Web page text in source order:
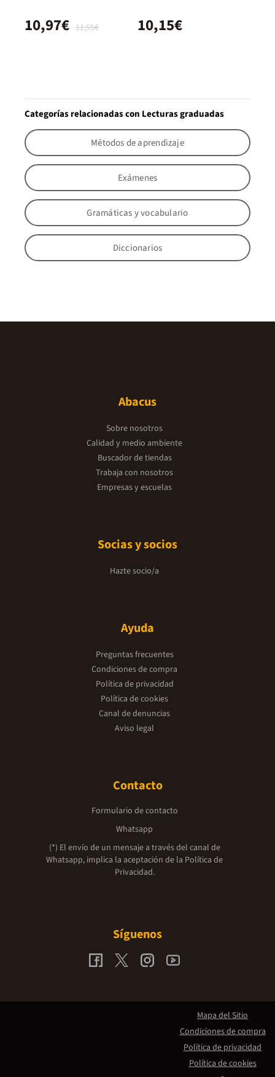
11,55€
10,97€ 10,15€
Categorías relacionadas con Lecturas graduadas
Métodos de aprendizaje
Exámenes
Gramáticas y vocabulario
Diccionarios
Abacus
Sobre nosotros
Calidad y medio ambiente
Buscador de tiendas
Trabaja con nosotros
Empresas y escuelas
Socias y socios
Hazte socio/a
Ayuda
Preguntas frecuentes
Condiciones de compra
Política de privacidad
Política de cookies
Canal de denuncias
Aviso legal
Contacto
Formulario de contacto
Whatsapp
(*) El envío de un mensaje a través del canal de
Whatsapp, implica la aceptación de la Política de
Privacidad.
Síguenos
Mapa del Sitio
Condiciones de compra
Política de privacidad
Política de cookies